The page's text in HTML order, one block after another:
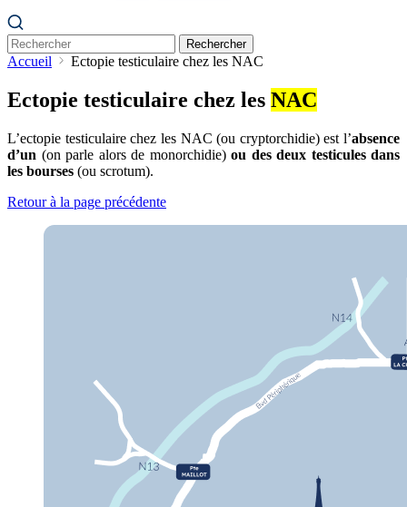
Rechercher
Accueil Ectopie testiculaire chez les NAC
Ectopie testiculaire chez les NAC
L’ectopie testiculaire chez les NAC (ou cryptorchidie) est l’absence
d’un (on parle alors de monorchidie)ou des deux testicules dans
les bourses (ou scrotum).
Retour à la page précédente